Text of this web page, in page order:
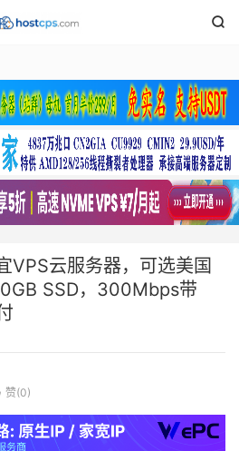

VPS云服务器，可选美国
SSD，300Mbps带
赞(0)